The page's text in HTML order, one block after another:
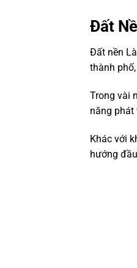
Đất
Đất nền
thành
Trong vài
năng
Khác với
hướng